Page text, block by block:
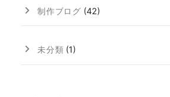
制作ブログ (42)
未分類 (1)